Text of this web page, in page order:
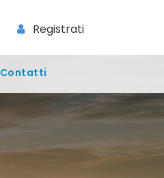
Registrati
Contatti